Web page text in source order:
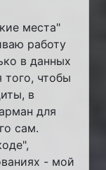
места"
работу
в данных
чтобы
в
для
сам.
- мой